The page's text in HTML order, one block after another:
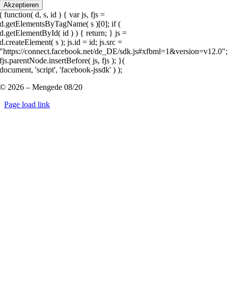
Akzeptieren
( function( d, s, id ) { var js, fjs =
d.getElementsByTagName( s )[0]; if (
d.getElementById( id ) ) { return; } js =
d.createElement( s ); js.id = id; js.src =
"https://connect.facebook.net/de_DE/sdk.js#xfbml=1&version=v12.0";
fjs.parentNode.insertBefore( js, fjs ); }(
document, 'script', 'facebook-jssdk' ) );
© 2026 – Mengede 08/20
Page load link